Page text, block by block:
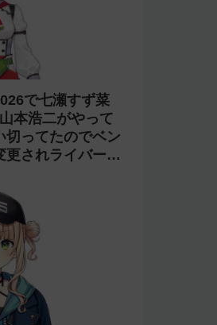
で七瀬すず菜
本浩二がやって
切ってたのでベン
されライバーの